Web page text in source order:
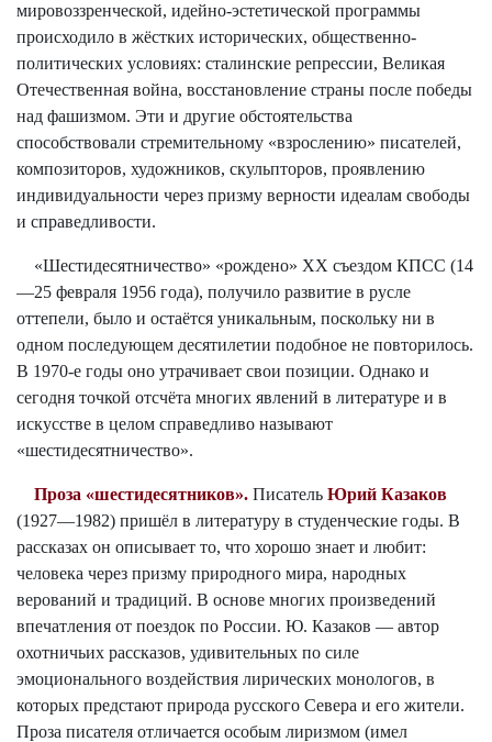
мировоззренческой, идейно-эстетической программы
происходило в жёстких исторических, общественно-
политических условиях: сталинские репрессии, Великая
Отечественная война, восстановление страны после победы
над фашизмом. Эти и другие обстоятельства
способствовали стремительному «взрослению» писателей,
композиторов, художников, скульпторов, проявлению
индивидуальности через призму верности идеалам свободы
и справедливости.
«Шестидесятничество» «рождено» ХХ съездом КПСС (14
—25 февраля 1956 года), получило развитие в русле
оттепели, было и остаётся уникальным, поскольку ни в
одном последующем десятилетии подобное не повторилось.
В 1970-е годы оно утрачивает свои позиции. Однако и
сегодня точкой отсчёта многих явлений в литературе и в
искусстве в целом справедливо называют
«шестидесятничество».
Проза «шестидесятников». Писатель Юрий Казаков
(1927—1982) пришёл в литературу в студенческие годы. В
рассказах он описывает то, что хорошо знает и любит:
человека через призму природного мира, народных
верований и традиций. В основе многих произведений
впечатления от поездок по России. Ю. Казаков — автор
охотничьих рассказов, удивительных по силе
эмоционального воздействия лирических монологов, в
которых предстают природа русского Севера и его жители.
Проза писателя отличается особым лиризмом (имел